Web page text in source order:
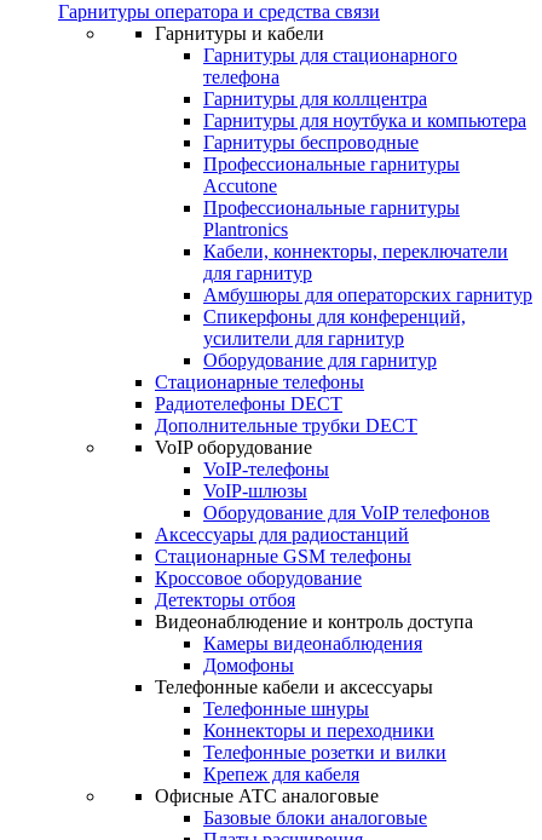
Гарнитуры оператора и средства связи
Гарнитуры и кабели
Гарнитуры для стационарного
телефона
Гарнитуры для коллцентра
Гарнитуры для ноутбука и компьютера
Гарнитуры беспроводные
Профессиональные гарнитуры
Accutone
Профессиональные гарнитуры
Plantronics
Кабели, коннекторы, переключатели
для гарнитур
Амбушюры для операторских гарнитур
Cпикерфоны для конференций,
усилители для гарнитур
Оборудование для гарнитур
Стационарные телефоны
Радиотелефоны DECT
Дополнительные трубки DECT
VoIP оборудование
VoIP-телефоны
VoIP-шлюзы
Оборудование для VoIP телефонов
Аксессуары для радиостанций
Стационарные GSM телефоны
Кроссовое оборудование
Детекторы отбоя
Видеонаблюдение и контроль доступа
Камеры видеонаблюдения
Домофоны
Телефонные кабели и аксессуары
Телефонные шнуры
Коннекторы и переходники
Телефонные розетки и вилки
Крепеж для кабеля
Офисные АТС аналоговые
Базовые блоки аналоговые